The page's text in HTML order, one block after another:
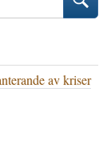
av kriser